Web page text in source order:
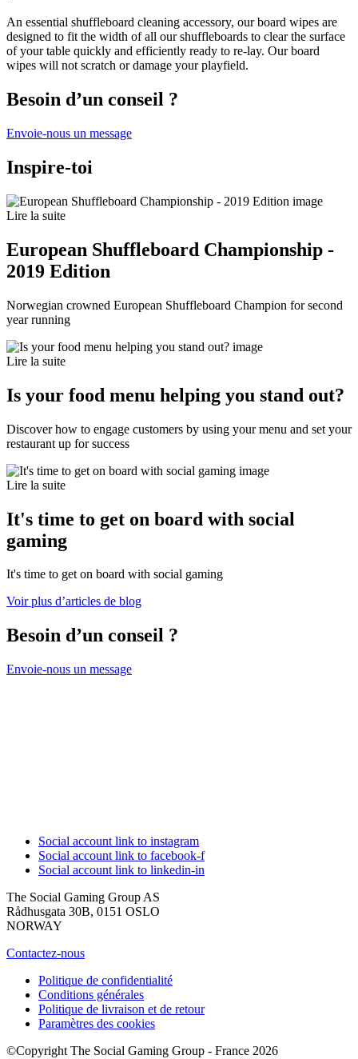
An essential shuffleboard cleaning accessory, our board wipes are
designed to fit the width of all our shuffleboards to clear the surface
of your table quickly and efficiently ready to re-lay. Our board
wipes will not scratch or damage your playfield.
Besoin d’un conseil ?
Envoie-nous un message
Inspire-toi
Lire la suite
European Shuffleboard Championship -
2019 Edition
Norwegian crowned European Shuffleboard Champion for second
year running
Lire la suite
Is your food menu helping you stand out?
Discover how to engage customers by using your menu and set your
restaurant up for success
Lire la suite
It's time to get on board with social
gaming
It's time to get on board with social gaming
Voir plus d’articles de blog
Besoin d’un conseil ?
Envoie-nous un message
Social account link to instagram
Social account link to facebook-f
Social account link to linkedin-in
The Social Gaming Group AS
Rådhusgata 30B, 0151 OSLO
NORWAY
Contactez-nous
Politique de confidentialité
Conditions générales
Politique de livraison et de retour
Paramètres des cookies
©Copyright The Social Gaming Group - France 2026